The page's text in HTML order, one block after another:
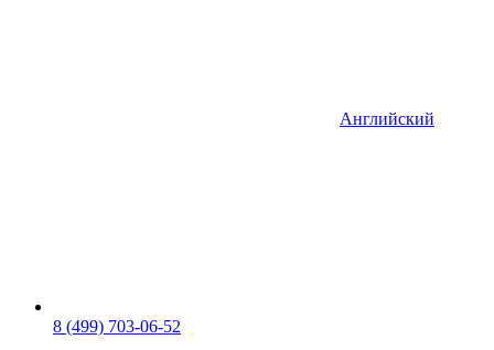
Английский
8 (499) 703-06-52